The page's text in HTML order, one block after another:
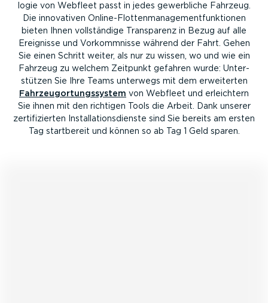
logie von Webfleet passt in jedes gewerbliche Fahrzeug.
Die innovativen Online-­Flot­ten­ma­nage­ment­funk­tionen
bieten Ihnen vollständige Transparenz in Bezug auf alle
Ereignisse und Vorkomm­nisse während der Fahrt. Gehen
Sie einen Schritt weiter, als nur zu wissen, wo und wie ein
Fahrzeug zu welchem Zeitpunkt gefahren wurde: Unter­
stützen Sie Ihre Teams unterwegs mit dem erweiterten
Fahrzeu­g­or­tungs­system von Webfleet und erleichtern
Sie ihnen mit den richtigen Tools die Arbeit. Dank unserer
zerti­fi­zierten Instal­la­ti­ons­dienste sind Sie bereits am ersten
Tag startbereit und können so ab Tag 1 Geld sparen.